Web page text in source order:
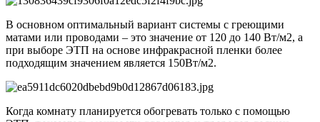
В основном оптимальный вариант системы с греющими
матами или проводами – это значение от 120 до 140 Вт/м2, а
при выборе ЭТП на основе инфракрасной пленки более
подходящим значением является 150Вт/м2.
Когда комнату планируется обогревать только с помощью